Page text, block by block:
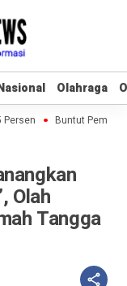
Olahraga
Olahraga
Buntut
Olah
Tangga